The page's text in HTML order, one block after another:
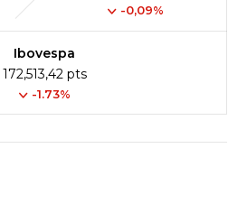
-0,09%
Ibovespa
172,513,42 pts
-1.73%